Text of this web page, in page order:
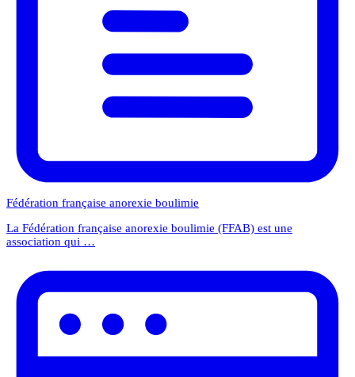
Fédération française anorexie boulimie
La Fédération française anorexie boulimie (FFAB) est une
association qui …